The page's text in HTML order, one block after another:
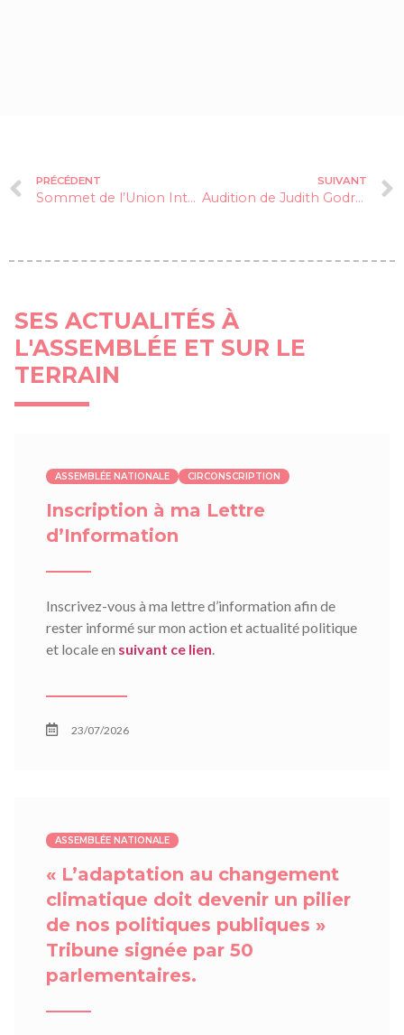
PRÉCÉDENT
Sommet de l’Union Inter-Parlementaire (UIP) à Genève
SUIVANT
Audition de Judith Godrèche à l’Assemblée nationale
SES ACTUALITÉS À
L'ASSEMBLÉE ET SUR LE
TERRAIN
ASSEMBLÉE NATIONALE CIRCONSCRIPTION
Inscription à ma Lettre
d’Information
Inscrivez-vous à ma lettre d’information afin de
rester informé sur mon action et actualité politique
et locale en suivant ce lien.
23/07/2026
ASSEMBLÉE NATIONALE
« L’adaptation au changement
climatique doit devenir un pilier
de nos politiques publiques »
Tribune signée par 50
parlementaires.